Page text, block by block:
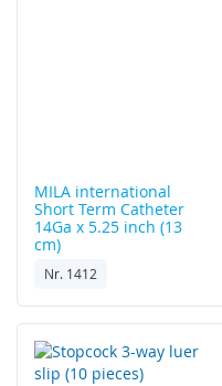
MILA international
Short Term Catheter
14Ga x 5.25 inch (13
cm)
Nr. 1412